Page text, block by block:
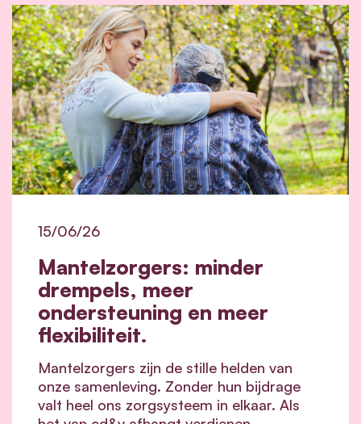
Mantelzorgers: minder
drempels, meer
ondersteuning en meer
flexibiliteit.
15/06/26
Mantelzorgers zijn de stille helden van
onze samenleving. Zonder hun bijdrage
valt heel ons zorgsysteem in elkaar. Als